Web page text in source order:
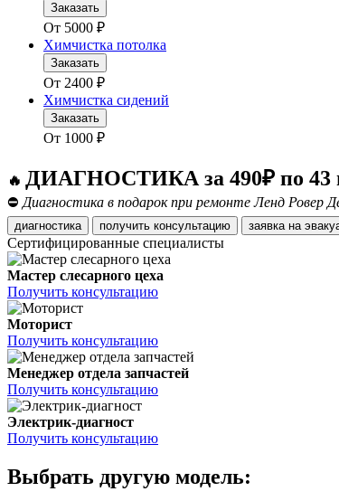
Заказать
От 5000 ₽
Химчистка потолка
Заказать
От 2400 ₽
Химчистка сидений
Заказать
От 1000 ₽
🔥 ДИАГНОСТИКА за 490₽ по 43
⛔ Диагностика в подарок при ремонте Ленд Ровер
диагностика получить консультацию заявка на
Сертифицированные специалисты
Мастер слесарного цеха
Получить консультацию
Моторист
Получить консультацию
Менеджер отдела запчастей
Получить консультацию
Электрик-диагност
Получить консультацию
Выбрать другую модель: